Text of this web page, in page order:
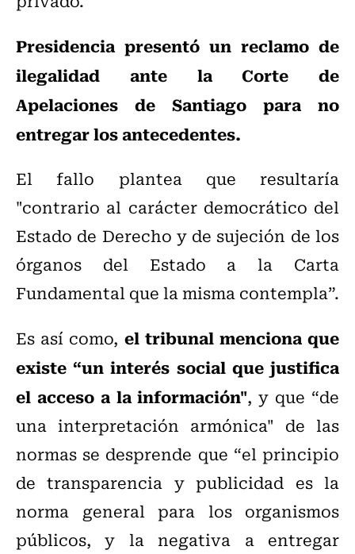
Presidencia presentó un reclamo de
ilegalidad ante la Corte de
Apelaciones de Santiago para no
entregar los antecedentes.
El fallo plantea que resultaría
"contrario al carácter democrático del
Estado de Derecho y de sujeción de los
órganos del Estado a la Carta
Fundamental que la misma contempla”.
Es así como, el tribunal menciona que
existe “un interés social que justifica
el acceso a la información", y que “de
una interpretación armónica" de las
normas se desprende que “el principio
de transparencia y publicidad es la
norma general para los organismos
públicos, y la negativa a entregar